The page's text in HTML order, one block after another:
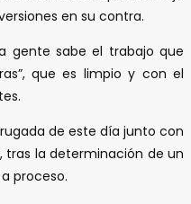
en su contra.
gente sabe el trabajo que
que es limpio y con el
de este día junto con
tras la determinación de un
proceso.